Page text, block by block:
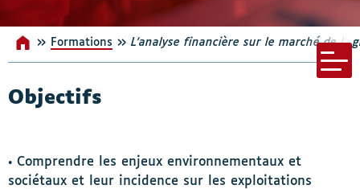
Nos incontournables
Accueil
» Formations » L’analyse financière sur le marché de
Menu
Objectifs
• Comprendre les enjeux environnementaux et
sociétaux et leur incidence sur les exploitations